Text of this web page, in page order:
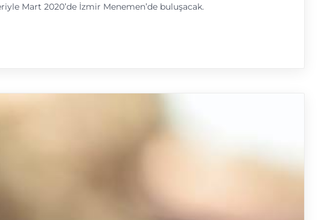
Mart 2020’de İzmir Menemen’de buluşacak.